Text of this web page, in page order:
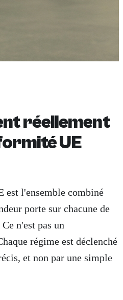
réellement
UE
est l'ensemble combiné
porte sur chacune de
n'est pas un
régime est déclenché
et non par une simple